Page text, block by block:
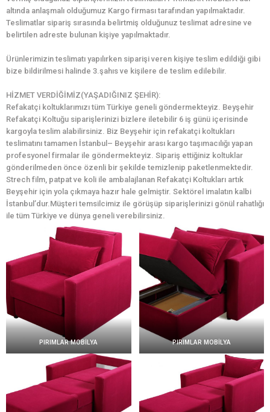
altında anlaşmalı olduğumuz Kargo firması tarafından yapılmaktadır.
Teslimatlar sipariş sırasında belirtmiş olduğunuz teslimat adresine ve
belirtilen adreste bulunan kişiye yapılmaktadır.
Ürünlerimizin teslimatı yapılırken siparişi veren kişiye teslim edildiği gibi
bize bildirilmesi halinde 3.şahıs ve kişilere de teslim edilebilir.
HİZMET VERDİĞİMİZ(YAŞADIĞINIZ ŞEHİR):
Refakatçi koltuklarımızı tüm Türkiye geneli göndermekteyiz. Beyşehir
Refakatçi Koltuğu siparişlerinizi bizlere iletebilir 6 iş günü içerisinde
kargoyla teslim alabilirsiniz. Biz Beyşehir için refakatçi koltukları
teslimatını tamamen İstanbul– Beyşehir arası kargo taşımacılığı yapan
profesyonel firmalar ile göndermekteyiz. Sipariş ettiğiniz koltuklar
gönderilmeden önce özenli bir şekilde temizlenip paketlenmektedir.
Strech film, patpat ve koli ile ambalajlanan Refakatçi Koltukları artık
Beyşehir için yola çıkmaya hazır hale gelmiştir. Sektörel imalatın kalbi
İstanbul’dur.Müşteri temsilcimiz ile görüşüp siparişlerinizi gönül rahatlığı
ile tüm Türkiye ve dünya geneli verebilirsiniz.
PIRIMLAR MOBİLYA PIRIMLAR MOBİLYA